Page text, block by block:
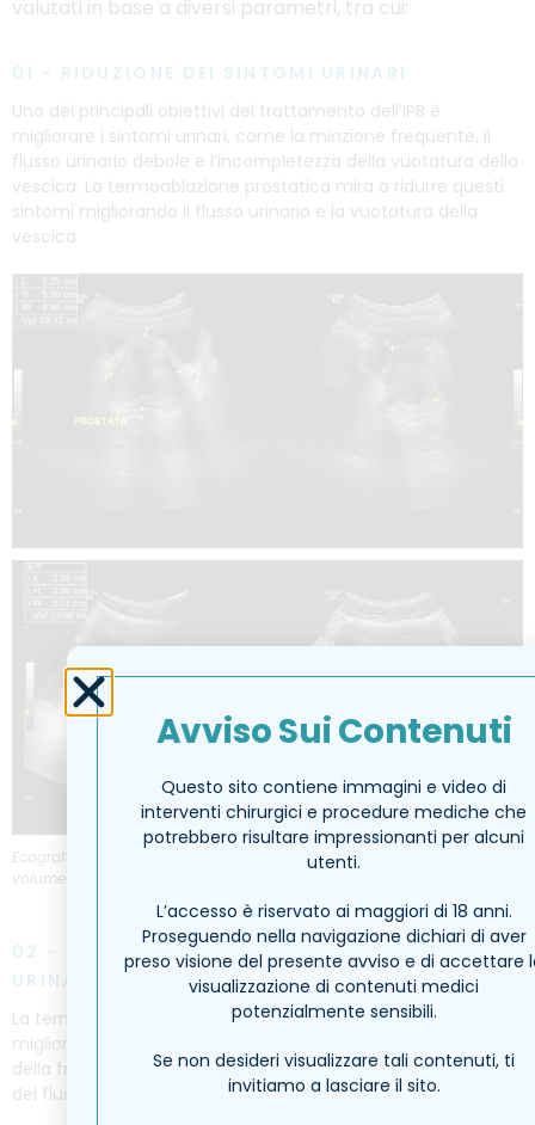
valutati in base a diversi parametri, tra cui:
01 - RIDUZIONE DEI SINTOMI URINARI
Uno dei principali obiettivi del trattamento dell’IPB è
migliorare i sintomi urinari, come la minzione frequente, il
flusso urinario debole e l’incompletezza della vuotatura della
vescica. La termoablazione prostatica mira a ridurre questi
sintomi migliorando il flusso urinario e la vuotatura della
vescica
Ecografia Prostatica prima e dopo trattamento con TPLA riduzione del
volume prostatico da
02 - MIGLIORAMENTO DELLA FUNZIONE
URINARIA
La termoablazione prostatica è stata associata a un
miglioramento della funzione urinaria, compresa la riduzione
della frequenza delle minzioni notturne e il miglioramento
del flusso urinario.
Avviso Sui Contenuti
Questo sito contiene immagini e video di
interventi chirurgici e procedure mediche che
potrebbero risultare impressionanti per alcuni
utenti.
L’accesso è riservato ai maggiori di 18 anni.
Proseguendo nella navigazione dichiari di aver
preso visione del presente avviso e di accettare
visualizzazione di contenuti medici
potenzialmente sensibili.
Se non desideri visualizzare tali contenuti, ti
invitiamo a lasciare il sito.